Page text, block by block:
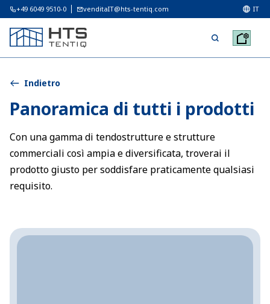
+49 6049 9510-0 venditaIT@hts-tentiq.com IT
Indietro
Panoramica di tutti i prodotti
Con una gamma di tendostrutture e strutture
commerciali così ampia e diversificata, troverai il
prodotto giusto per soddisfare praticamente qualsiasi
requisito.